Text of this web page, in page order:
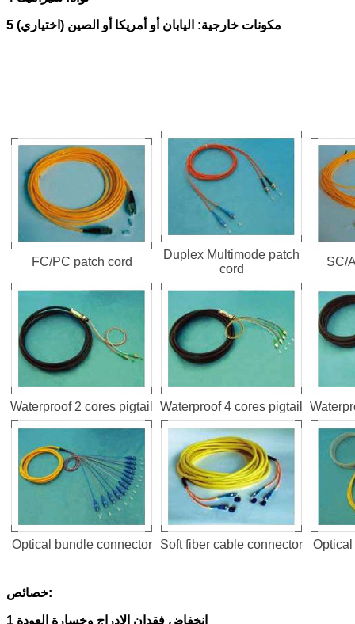
5 مكونات خارجية: اليابان أو أمريكا أو الصين (اختياري)
FC/PC patch cord
Duplex Multimode patch
cord
SC/
Waterproof 2 cores pigtail Waterproof 4 cores pigtail
Optical bundle connector Soft fiber cable connector
خصائص:
1 انخفاض فقدان الإدراج وخسارة العودة